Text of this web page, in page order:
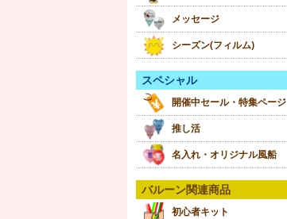
メッセージ
シーズン(フィルム)
スペシャル
開催中セール・特集ページ
推し活
名入れ・オリジナル風船
バルーン関連商品
初心者キット